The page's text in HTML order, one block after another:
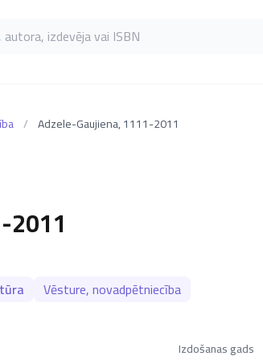
autora, izdevēja vai ISBN
/ Adzele-Gaujiena, 1111-2011
2011
Vēsture, novadpētniecība
Izdošanas gads